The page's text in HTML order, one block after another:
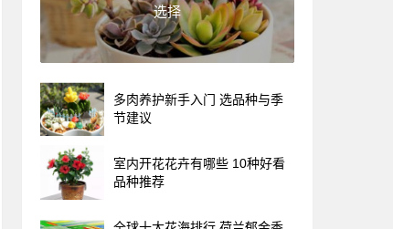
选择
多肉养护新手入门 选品种与季
节建议
室内开花花卉有哪些 10种好看
品种推荐